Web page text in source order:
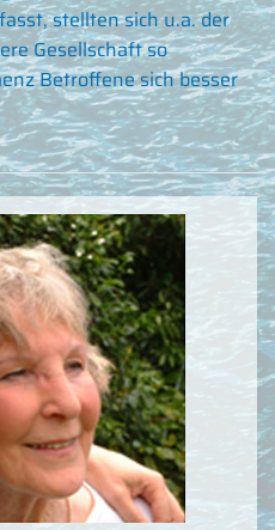
stellten sich u.a. der
Gesellschaft so
Betroffene sich besser